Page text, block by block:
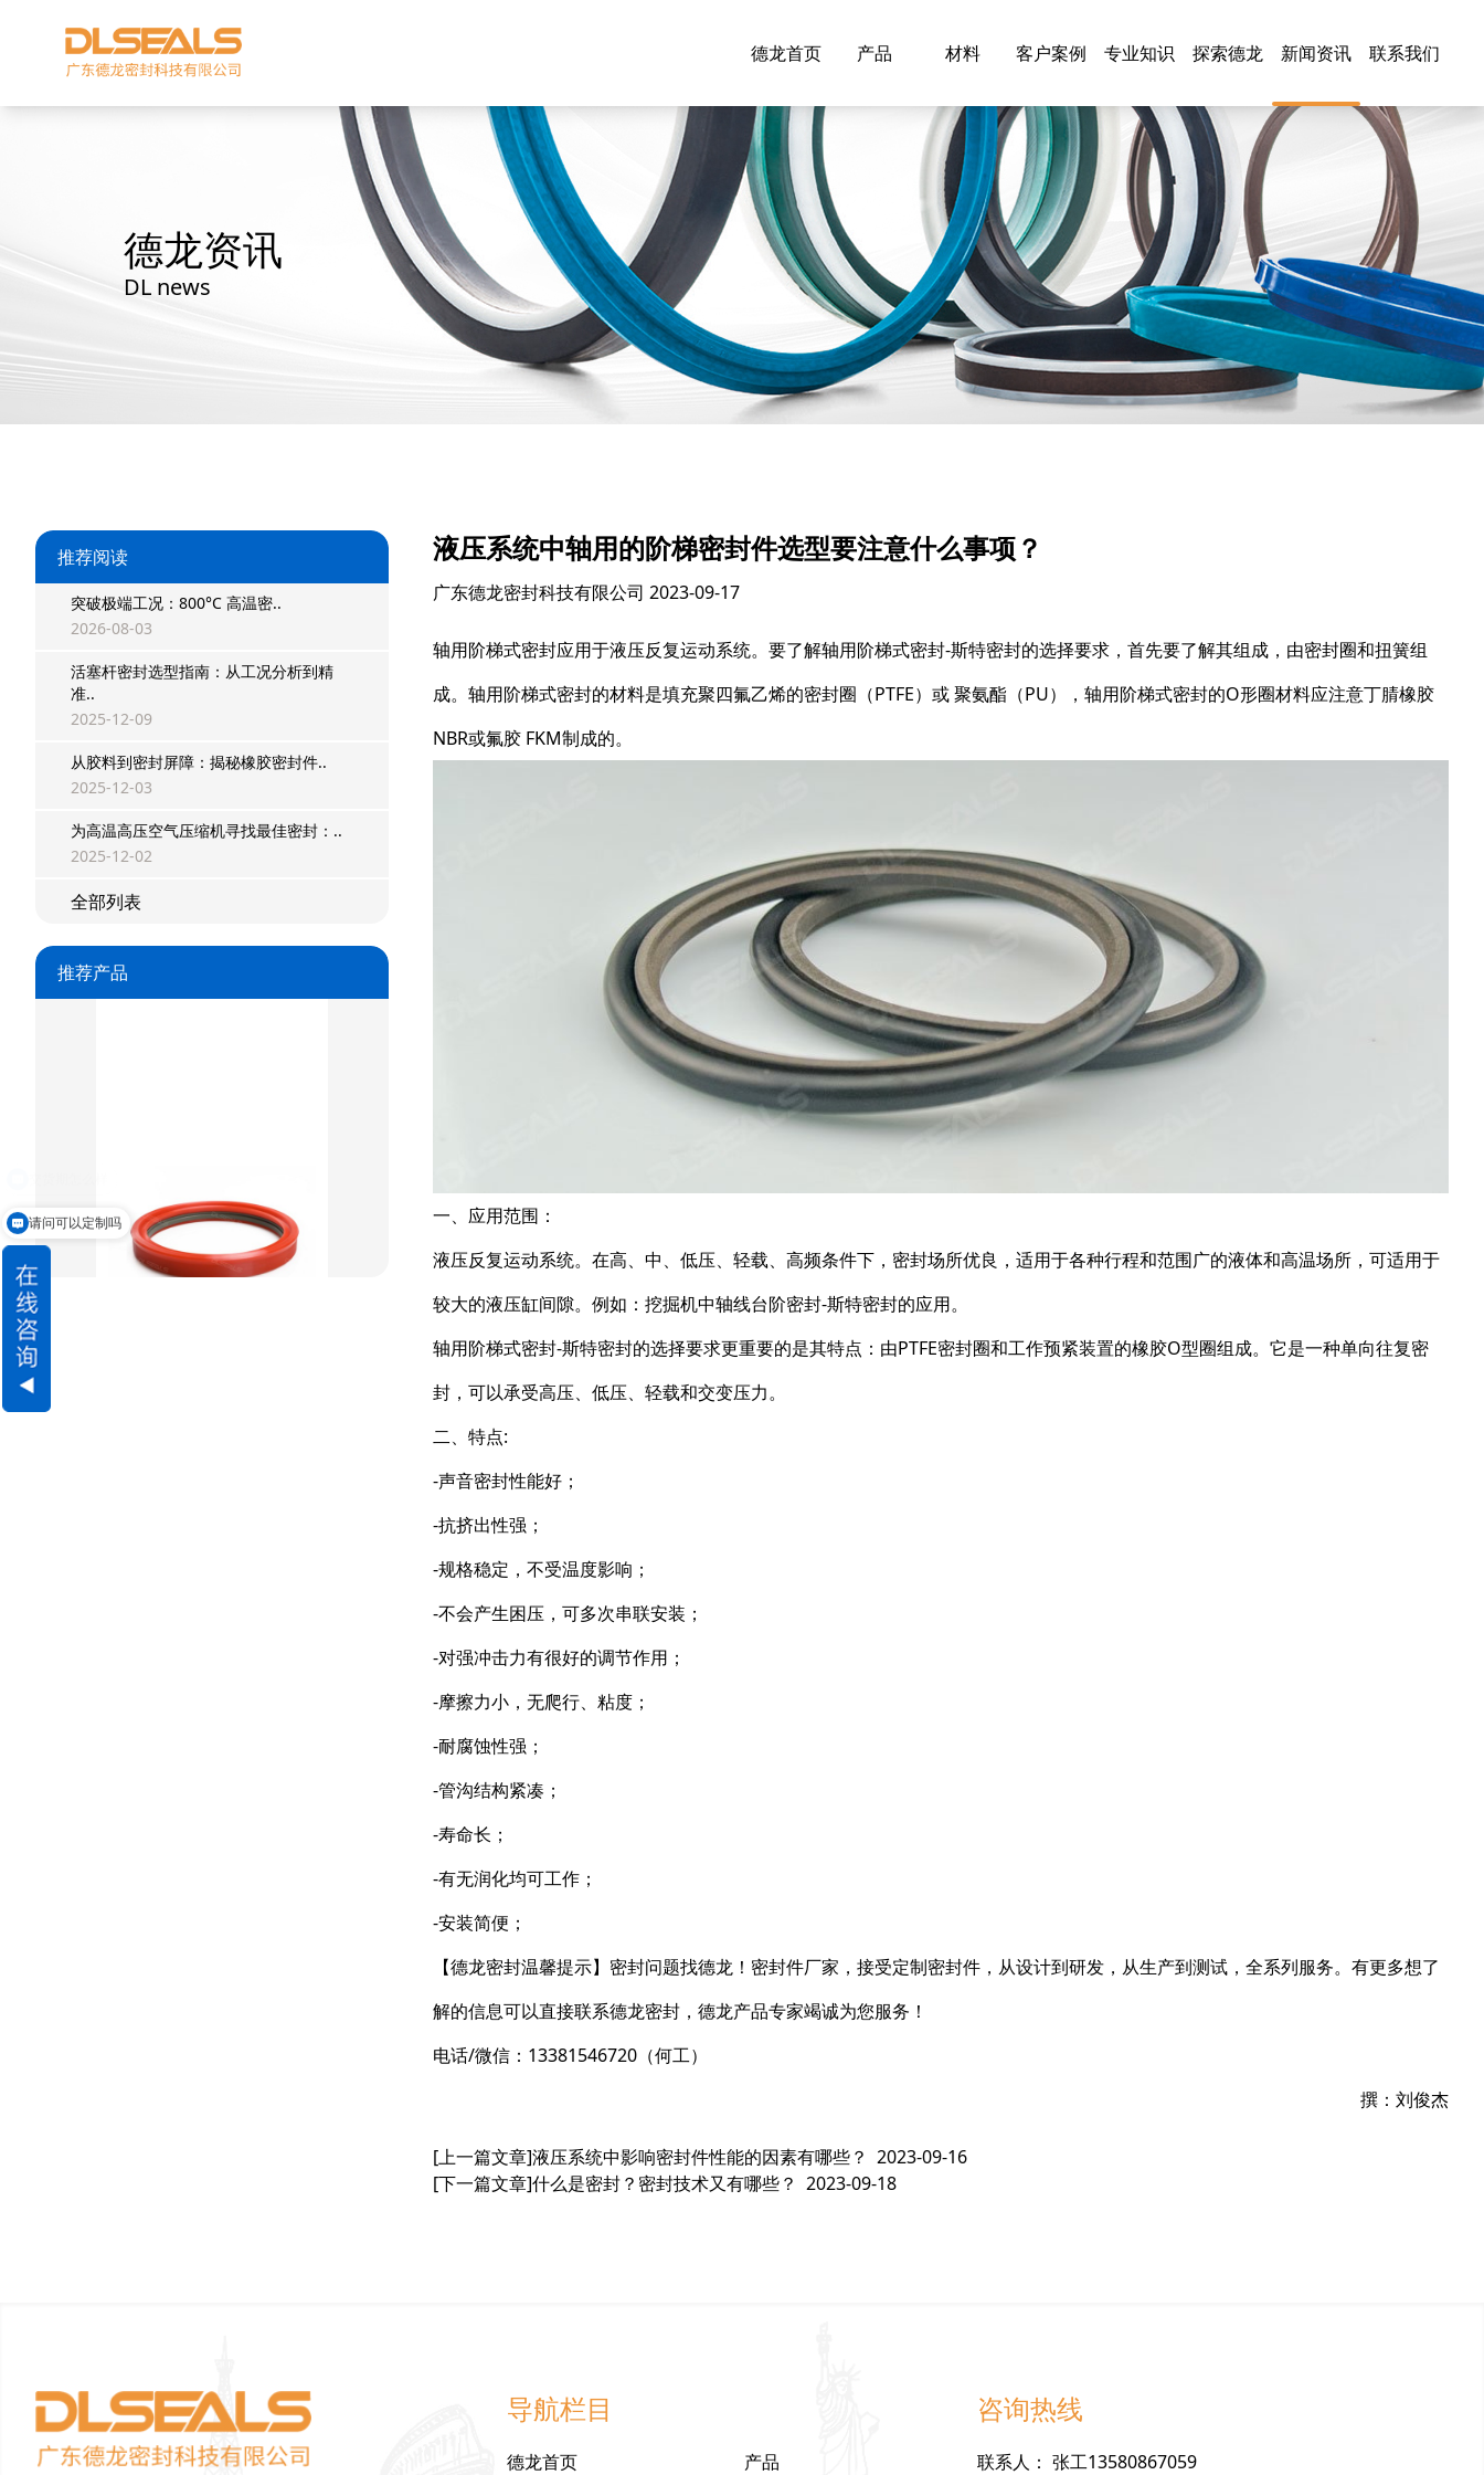
德龙首页 产品 材料 客户案例 专业知识 探索德龙 新闻资讯 联系我们
德龙资讯
DL news
推荐阅读
突破极端工况：800°C 高温密..
2026-08-03
活塞杆密封选型指南：从工况分析到精
准..
2025-12-09
从胶料到密封屏障：揭秘橡胶密封件..
2025-12-03
为高温高压空气压缩机寻找最佳密封：..
2025-12-02
全部列表
推荐产品
星型双O组合
阶梯组合封
星型双O组合
阶梯组合封
液压系统中轴用的阶梯密封件选型要注意什么事项？
广东德龙密封科技有限公司 2023-09-17
轴用阶梯式密封应用于液压反复运动系统。要了解轴用阶梯式密封-斯特密封的选择要求，首先要了解其组成，由密封圈和扭簧组
成。轴用阶梯式密封的材料是填充聚四氟乙烯的密封圈（PTFE）或 聚氨酯（PU），轴用阶梯式密封的O形圈材料应注意丁腈橡胶
NBR或氟胶 FKM制成的。
一、应用范围：
液压反复运动系统。在高、中、低压、轻载、高频条件下，密封场所优良，适用于各种行程和范围广的液体和高温场所，可适用于
较大的液压缸间隙。例如：挖掘机中轴线台阶密封-斯特密封的应用。
轴用阶梯式密封-斯特密封的选择要求更重要的是其特点：由PTFE密封圈和工作预紧装置的橡胶O型圈组成。它是一种单向往复密
封，可以承受高压、低压、轻载和交变压力。
二、特点:
-声音密封性能好；
-抗挤出性强；
-规格稳定，不受温度影响；
-不会产生困压，可多次串联安装；
-对强冲击力有很好的调节作用；
-摩擦力小，无爬行、粘度；
-耐腐蚀性强；
-管沟结构紧凑；
-寿命长；
-有无润化均可工作；
-安装简便；
【德龙密封温馨提示】密封问题找德龙！密封件厂家，接受定制密封件，从设计到研发，从生产到测试，全系列服务。有更多想了
解的信息可以直接联系德龙密封，德龙产品专家竭诚为您服务！
电话/微信：13381546720（何工）
撰：刘俊杰
[上一篇文章]液压系统中影响密封件性能的因素有哪些？ 2023-09-16
[下一篇文章]什么是密封？密封技术又有哪些？ 2023-09-18
导航栏目
德龙首页 产品
咨询热线
联系人 ：张工13580867059
请问可以定制吗